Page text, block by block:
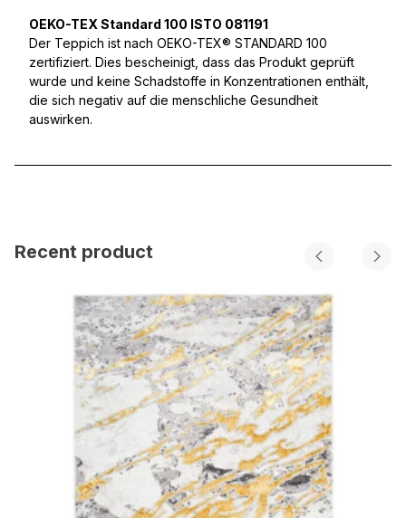
OEKO-TEX Standard 100 ISTO 081191
Der Teppich ist nach OEKO-TEX® STANDARD 100
zertifiziert. Dies bescheinigt, dass das Produkt geprüft
wurde und keine Schadstoffe in Konzentrationen enthält,
die sich negativ auf die menschliche Gesundheit
auswirken.
Recent product